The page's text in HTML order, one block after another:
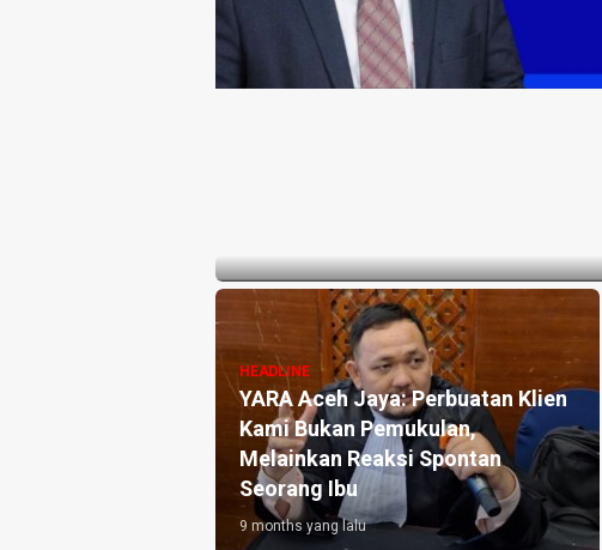
HEADLINE
YARA Aceh Jaya: Perbuatan Klien
Kami Bukan Pemukulan,
Melainkan Reaksi Spontan
Seorang Ibu
9 months yang lalu